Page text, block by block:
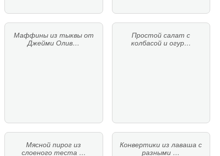
Маффины из тыквы от
Джейми Олив…
Простой салат с
колбасой и огур…
Мясной пирог из
слоеного теста …
Конвертики из лаваша с
разными …